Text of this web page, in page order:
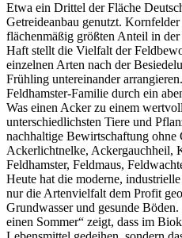
Etwa ein Drittel der Fläche
Getreideanbau genutzt.
flächenmäßig größten Anteil in
Haft stellt die Vielfalt der
einzelnen Arten nach der
Frühling untereinander
Feldhamster-Familie durch ein
Was einen Acker zu einem
unterschiedlichsten Tiere und
nachhaltige Bewirtschaftung ohne
Ackerlichtnelke, Ackergauchheil,
Feldhamster, Feldmaus,
Heute hat die moderne,
nur die Artenvielfalt dem Profit
Grundwasser und gesunde
einen Sommer“ zeigt, dass im